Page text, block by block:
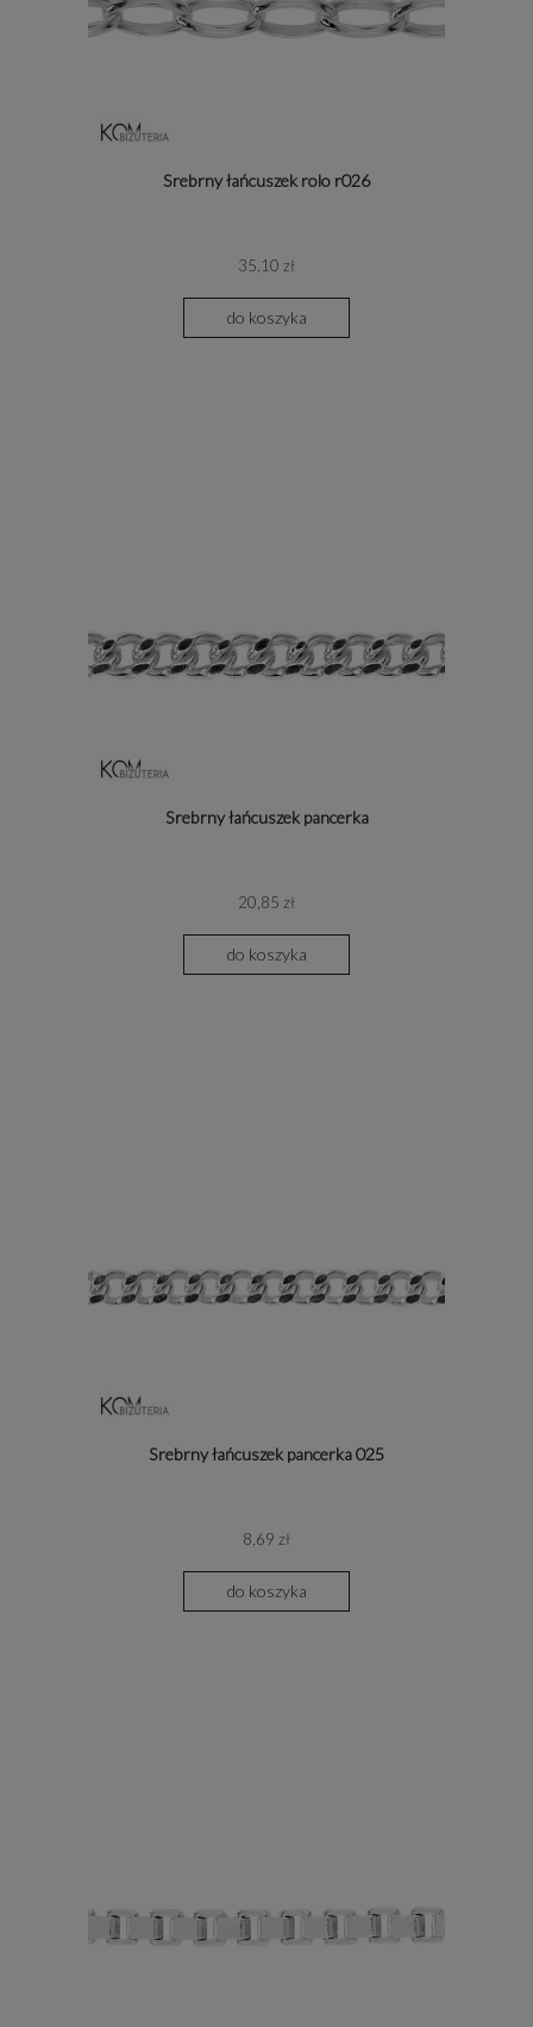
Srebrny łańcuszek rolo r026
35,10 zł
do koszyka
Srebrny łańcuszek pancerka
20,85 zł
do koszyka
Srebrny łańcuszek pancerka 025
8,69 zł
do koszyka